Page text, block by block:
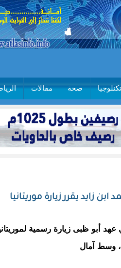
تكنلوجيا صحة مقالات
زايد يقرر زيارة موريتانيا
أبو ظبى زيارة رسمية
، وسط آمال